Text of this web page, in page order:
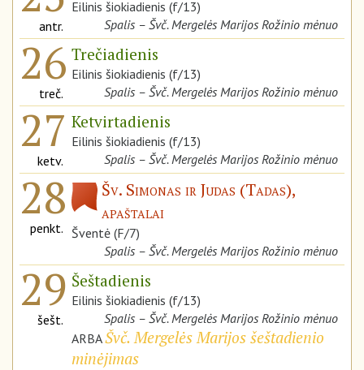
antr.
Eilinis šiokiadienis (f/13)
Spalis – Švč. Mergelės Marijos Rožinio mėnuo
26
treč.
Trečiadienis
Eilinis šiokiadienis (f/13)
Spalis – Švč. Mergelės Marijos Rožinio mėnuo
27
ketv.
Ketvirtadienis
Eilinis šiokiadienis (f/13)
Spalis – Švč. Mergelės Marijos Rožinio mėnuo
28
penkt.
Šv. Simonas ir Judas (Tadas),
apaštalai
Šventė (F/7)
Spalis – Švč. Mergelės Marijos Rožinio mėnuo
29
šešt.
Šeštadienis
Eilinis šiokiadienis (f/13)
Spalis – Švč. Mergelės Marijos Rožinio mėnuo
ARBAŠvč. Mergelės Marijos šeštadienio
minėjimas